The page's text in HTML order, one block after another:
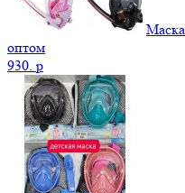
оптом
930. p